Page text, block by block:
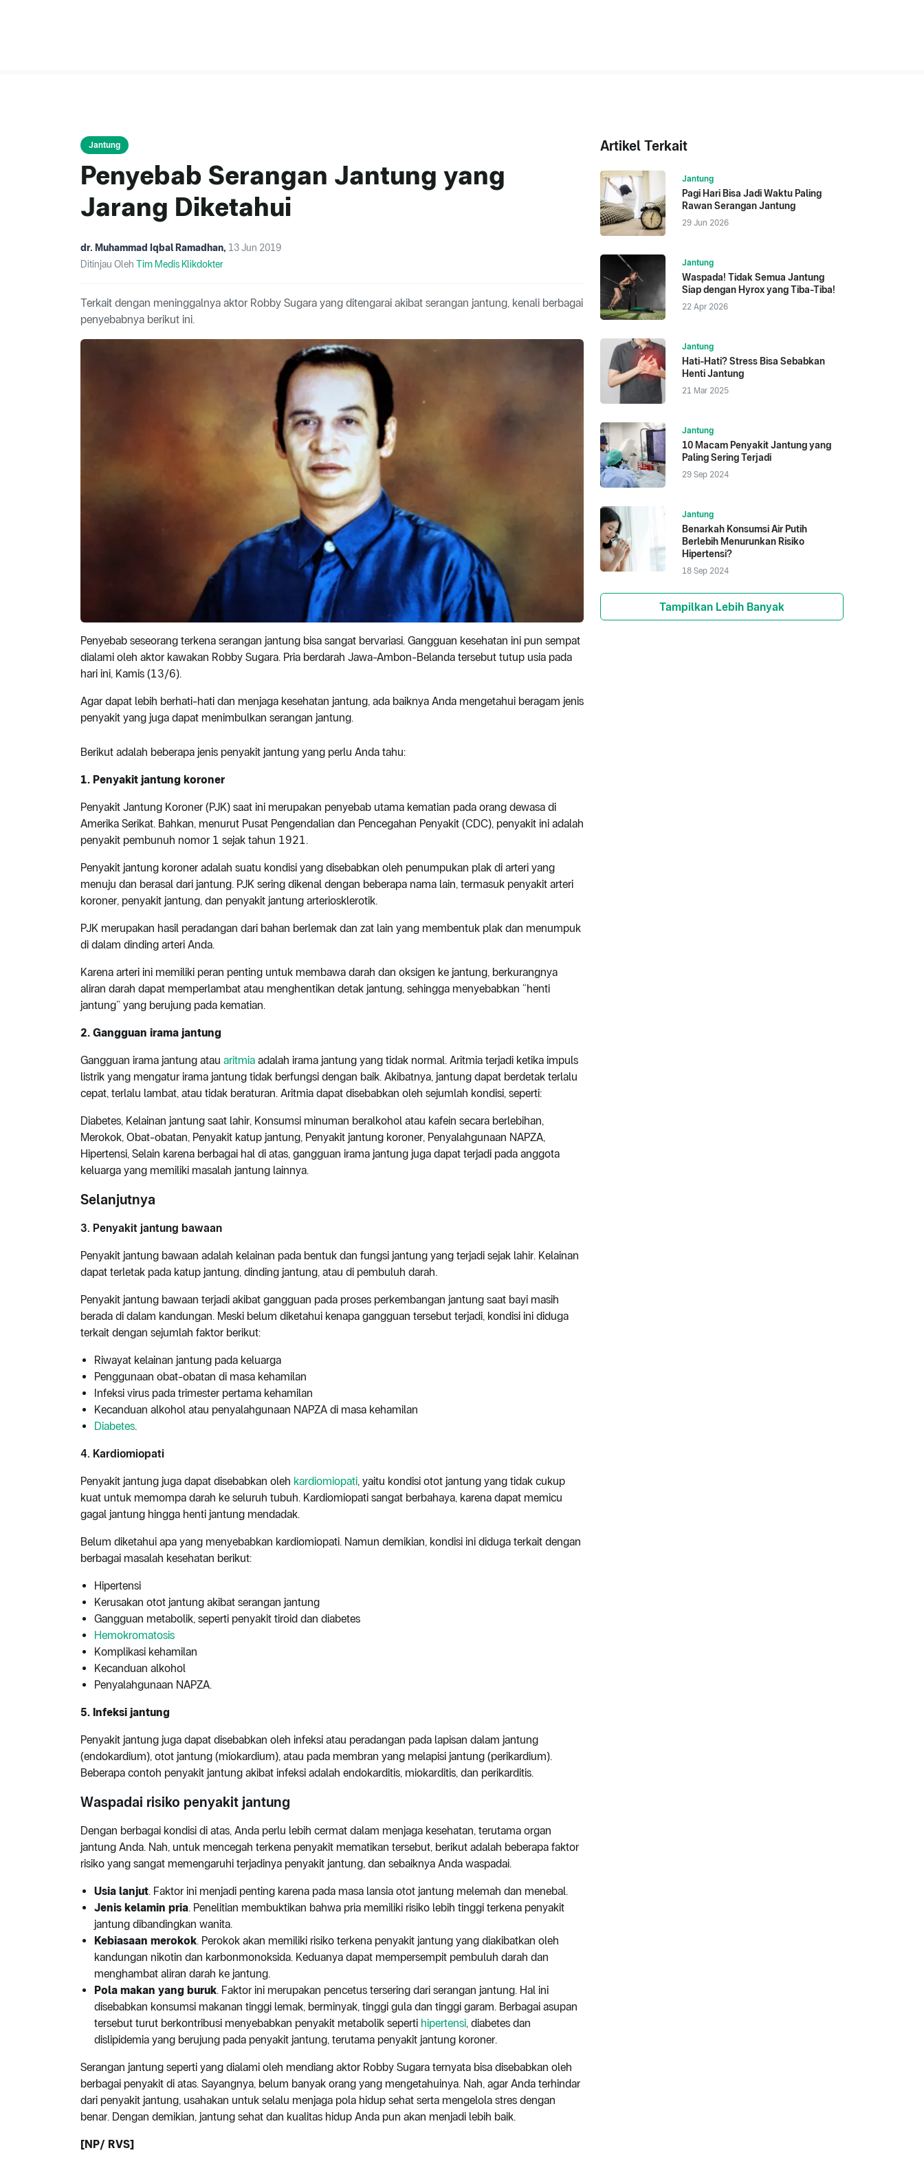
Jantung
Penyebab Serangan Jantung yang
Jarang Diketahui
dr. Muhammad Iqbal Ramadhan, 13 Jun 2019
Ditinjau Oleh Tim Medis Klikdokter
Terkait dengan meninggalnya aktor Robby Sugara yang ditengarai akibat serangan jantung, kenali berbagai
penyebabnya berikut ini.
Penyebab seseorang terkena serangan jantung bisa sangat bervariasi. Gangguan kesehatan ini pun sempat
dialami oleh aktor kawakan Robby Sugara. Pria berdarah Jawa-Ambon-Belanda tersebut tutup usia pada
hari ini, Kamis (13/6).
Agar dapat lebih berhati-hati dan menjaga kesehatan jantung, ada baiknya Anda mengetahui beragam jenis
penyakit yang juga dapat menimbulkan serangan jantung.
Berikut adalah beberapa jenis penyakit jantung yang perlu Anda tahu:
1. Penyakit jantung koroner
Penyakit Jantung Koroner (PJK) saat ini merupakan penyebab utama kematian pada orang dewasa di
Amerika Serikat. Bahkan, menurut Pusat Pengendalian dan Pencegahan Penyakit (CDC), penyakit ini adalah
penyakit pembunuh nomor 1 sejak tahun 1921.
Penyakit jantung koroner adalah suatu kondisi yang disebabkan oleh penumpukan plak di arteri yang
menuju dan berasal dari jantung. PJK sering dikenal dengan beberapa nama lain, termasuk penyakit arteri
koroner, penyakit jantung, dan penyakit jantung arteriosklerotik.
PJK merupakan hasil peradangan dari bahan berlemak dan zat lain yang membentuk plak dan menumpuk
di dalam dinding arteri Anda.
Karena arteri ini memiliki peran penting untuk membawa darah dan oksigen ke jantung, berkurangnya
aliran darah dapat memperlambat atau menghentikan detak jantung, sehingga menyebabkan “henti
jantung” yang berujung pada kematian.
2. Gangguan irama jantung
Gangguan irama jantung atau aritmia adalah irama jantung yang tidak normal. Aritmia terjadi ketika impuls
listrik yang mengatur irama jantung tidak berfungsi dengan baik. Akibatnya, jantung dapat berdetak terlalu
cepat, terlalu lambat, atau tidak beraturan. Aritmia dapat disebabkan oleh sejumlah kondisi, seperti:
Diabetes, Kelainan jantung saat lahir, Konsumsi minuman beralkohol atau kafein secara berlebihan,
Merokok, Obat-obatan, Penyakit katup jantung, Penyakit jantung koroner, Penyalahgunaan NAPZA,
Hipertensi, Selain karena berbagai hal di atas, gangguan irama jantung juga dapat terjadi pada anggota
keluarga yang memiliki masalah jantung lainnya.
Selanjutnya
3. Penyakit jantung bawaan
Penyakit jantung bawaan adalah kelainan pada bentuk dan fungsi jantung yang terjadi sejak lahir. Kelainan
dapat terletak pada katup jantung, dinding jantung, atau di pembuluh darah.
Penyakit jantung bawaan terjadi akibat gangguan pada proses perkembangan jantung saat bayi masih
berada di dalam kandungan. Meski belum diketahui kenapa gangguan tersebut terjadi, kondisi ini diduga
terkait dengan sejumlah faktor berikut:
Riwayat kelainan jantung pada keluarga
Penggunaan obat-obatan di masa kehamilan
Infeksi virus pada trimester pertama kehamilan
Kecanduan alkohol atau penyalahgunaan NAPZA di masa kehamilan
Diabetes.
4. Kardiomiopati
Penyakit jantung juga dapat disebabkan oleh kardiomiopati, yaitu kondisi otot jantung yang tidak cukup
kuat untuk memompa darah ke seluruh tubuh. Kardiomiopati sangat berbahaya, karena dapat memicu
gagal jantung hingga henti jantung mendadak.
Belum diketahui apa yang menyebabkan kardiomiopati. Namun demikian, kondisi ini diduga terkait dengan
berbagai masalah kesehatan berikut:
Hipertensi
Kerusakan otot jantung akibat serangan jantung
Gangguan metabolik, seperti penyakit tiroid dan diabetes
Hemokromatosis
Komplikasi kehamilan
Kecanduan alkohol
Penyalahgunaan NAPZA.
5. Infeksi jantung
Penyakit jantung juga dapat disebabkan oleh infeksi atau peradangan pada lapisan dalam jantung
(endokardium), otot jantung (miokardium), atau pada membran yang melapisi jantung (perikardium).
Beberapa contoh penyakit jantung akibat infeksi adalah endokarditis, miokarditis, dan perikarditis.
Waspadai risiko penyakit jantung
Dengan berbagai kondisi di atas, Anda perlu lebih cermat dalam menjaga kesehatan, terutama organ
jantung Anda. Nah, untuk mencegah terkena penyakit mematikan tersebut, berikut adalah beberapa faktor
risiko yang sangat memengaruhi terjadinya penyakit jantung, dan sebaiknya Anda waspadai.
Usia lanjut. Faktor ini menjadi penting karena pada masa lansia otot jantung melemah dan menebal.
Jenis kelamin pria. Penelitian membuktikan bahwa pria memiliki risiko lebih tinggi terkena penyakit
jantung dibandingkan wanita.
Kebiasaan merokok. Perokok akan memiliki risiko terkena penyakit jantung yang diakibatkan oleh
kandungan nikotin dan karbonmonoksida. Keduanya dapat mempersempit pembuluh darah dan
menghambat aliran darah ke jantung.
Pola makan yang buruk. Faktor ini merupakan pencetus tersering dari serangan jantung. Hal ini
disebabkan konsumsi makanan tinggi lemak, berminyak, tinggi gula dan tinggi garam. Berbagai asupan
tersebut turut berkontribusi menyebabkan penyakit metabolik seperti hipertensi, diabetes dan
dislipidemia yang berujung pada penyakit jantung, terutama penyakit jantung koroner.
Serangan jantung seperti yang dialami oleh mendiang aktor Robby Sugara ternyata bisa disebabkan oleh
berbagai penyakit di atas. Sayangnya, belum banyak orang yang mengetahuinya. Nah, agar Anda terhindar
dari penyakit jantung, usahakan untuk selalu menjaga pola hidup sehat serta mengelola stres dengan
benar. Dengan demikian, jantung sehat dan kualitas hidup Anda pun akan menjadi lebih baik.
[NP/ RVS]
Artikel Terkait
Jantung
Pagi Hari Bisa Jadi Waktu Paling
Rawan Serangan Jantung
29 Jun 2026
Jantung
Waspada! Tidak Semua Jantung
Siap dengan Hyrox yang Tiba-Tiba!
22 Apr 2026
Jantung
Hati-Hati? Stress Bisa Sebabkan
Henti Jantung
21 Mar 2025
Jantung
10 Macam Penyakit Jantung yang
Paling Sering Terjadi
29 Sep 2024
Jantung
Benarkah Konsumsi Air Putih
Berlebih Menurunkan Risiko
Hipertensi?
18 Sep 2024
Tampilkan Lebih Banyak